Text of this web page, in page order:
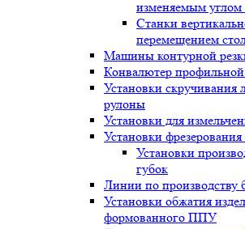
изменяемым углом
Станки
перемещением
Машины контурной
Конвалютер профильной
Установки
рулоны
Установки для
Установки
Установки
губок
Линии по
Установки обжатия
формованного ППУ